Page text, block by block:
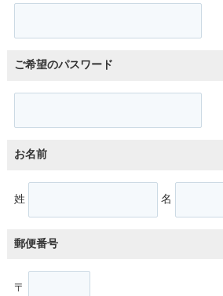
ご希望のパスワード
お名前
姓 名
郵便番号
〒